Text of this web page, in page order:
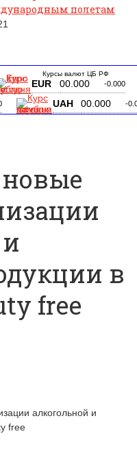
полетам
Курсы валют ЦБ РФ
EUR 00.000 -0.000
UAH 00.000 -
в
free